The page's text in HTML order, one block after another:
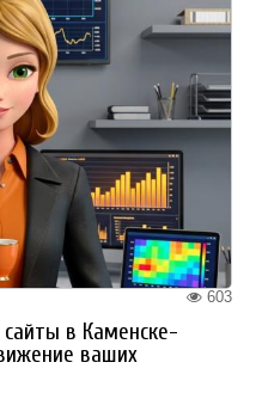
603
в Каменске-
ваших